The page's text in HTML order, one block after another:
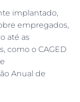
implantado,
empregados,
até as
como o CAGED
Anual de